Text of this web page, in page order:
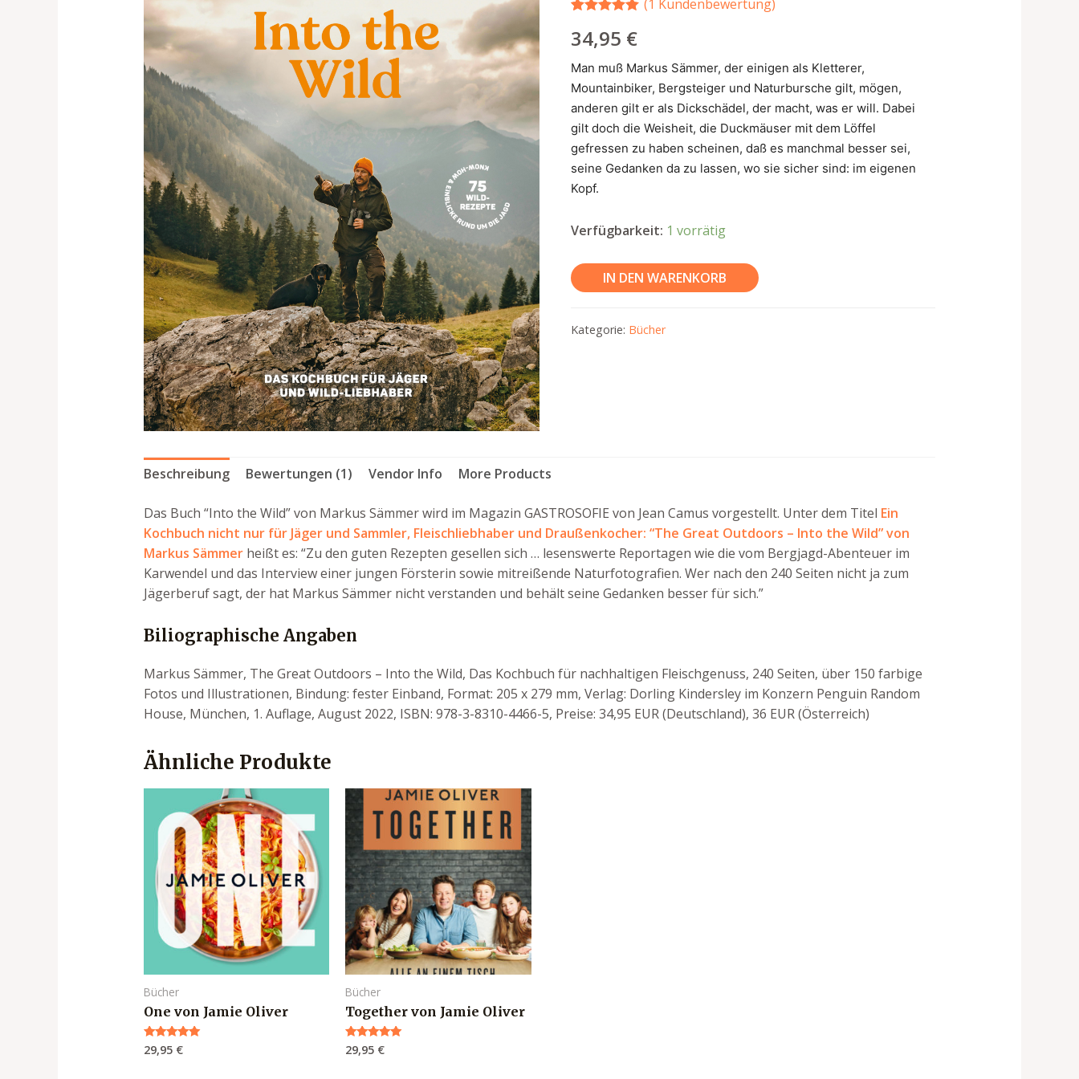
5.00
von 5,
basierend
auf
Kundenbewertung
(1 Kundenbewertung)
34,95 €
Man muß Markus Sämmer, der einigen als Kletterer,
Mountainbiker, Bergsteiger und Naturbursche gilt, mögen,
anderen gilt er als Dickschädel, der macht, was er will. Dabei
gilt doch die Weisheit, die Duckmäuser mit dem Löffel
gefressen zu haben scheinen, daß es manchmal besser sei,
seine Gedanken da zu lassen, wo sie sicher sind: im eigenen
Kopf.
Verfügbarkeit: 1 vorrätig
Into
the
von
IN DEN WARENKORB
Kategorie: Bücher
Beschreibung Bewertungen (1) Vendor Info More Products
Das Buch “Into the Wild” von Markus Sämmer wird im Magazin GASTROSOFIE von Jean Camus vorgestellt. Unter dem Titel Ein
Kochbuch nicht nur für Jäger und Sammler, Fleischliebhaber und Draußenkocher: “The Great Outdoors – Into the Wild” von
Markus Sämmerheißt es: “Zu den guten Rezepten gesellen sich … lesenswerte Reportagen wie die vom Bergjagd-Abenteuer im
Karwendel und das Interview einer jungen Försterin sowie mitreißende Naturfotografien. Wer nach den 240 Seiten nicht ja zum
Jägerberuf sagt, der hat Markus Sämmer nicht verstanden und behält seine Gedanken besser für sich.”
Biliographische Angaben
Markus Sämmer, The Great Outdoors – Into the Wild, Das Kochbuch für nachhaltigen Fleischgenuss, 240 Seiten, über 150 farbige
Fotos und Illustrationen, Bindung: fester Einband, Format: 205 x 279 mm, Verlag: Dorling Kindersley im Konzern Penguin Random
House, München, 1. Auflage, August 2022, ISBN: 978-3-8310-4466-5, Preise: 34,95 EUR (Deutschland), 36 EUR (Österreich)
Ähnliche Produkte
Bücher
One von Jamie Oliver
Bewertet mit
5.00
29,95 €
Bücher
Together von Jamie Oliver
Bewertet mit
5.00
29,95 €